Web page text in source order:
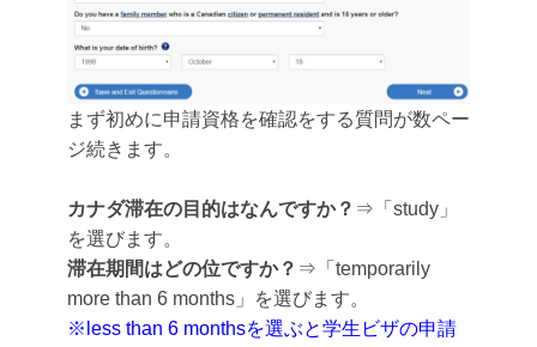
まず初めに申請資格を確認をする質問が数ペー
ジ続きます。
カナダ滞在の目的はなんですか？ ⇒「study」
を選びます。
滞在期間はどの位ですか？ ⇒「temporarily
more than 6 months」を選びます。
※less than 6 monthsを選ぶと学生ビザの申請